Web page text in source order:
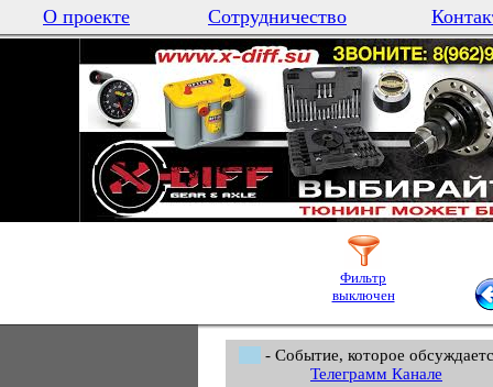
О проекте Сотрудничество
Фильтр
выключен
- Событие, которое
Телеграмм Канале